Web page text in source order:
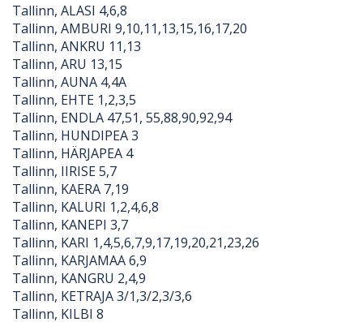
Tallinn, ALASI 4,6,8
Tallinn, AMBURI 9,10,11,13,15,16,17,20
Tallinn, ANKRU 11,13
Tallinn, ARU 13,15
Tallinn, AUNA 4,4A
Tallinn, EHTE 1,2,3,5
Tallinn, ENDLA 47,51, 55,88,90,92,94
Tallinn, HUNDIPEA 3
Tallinn, HÄRJAPEA 4
Tallinn, IIRISE 5,7
Tallinn, KAERA 7,19
Tallinn, KALURI 1,2,4,6,8
Tallinn, KANEPI 3,7
Tallinn, KARI 1,4,5,6,7,9,17,19,20,21,23,26
Tallinn, KARJAMAA 6,9
Tallinn, KANGRU 2,4,9
Tallinn, KETRAJA 3/1,3/2,3/3,6
Tallinn, KILBI 8